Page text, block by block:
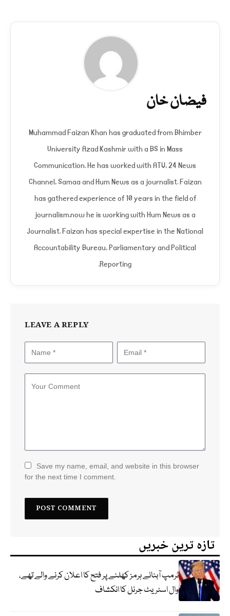
فیضان خان
Muhammad Faizan Khan has graduated from Bhimber
University Azad Kashmir with a BS in Mass
Communication. He has worked with ATV, 24 News
Channel, Samaa and Hum News as a journalist. Faizan
has gathered experience of 10 years in the field of
journalism.now he is working with Hum News as a
Journalist. Faizan has special expertise in the National
Accountability Bureau, Parliamentary and Political
Reporting.
LEAVE A REPLY
Save my name, email, and website in this browser
for the next time I comment.
تازہ ترین خبریں
ٹرمپ آبنائے ہرمز کھلنے پر فتح کا اعلان کرنے والے تھے،
وال اسٹریٹ جرنل کا انکشاف